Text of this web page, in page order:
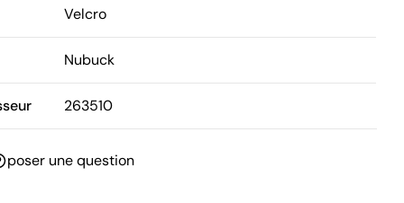
Velcro
Nubuck
263510
poser une question